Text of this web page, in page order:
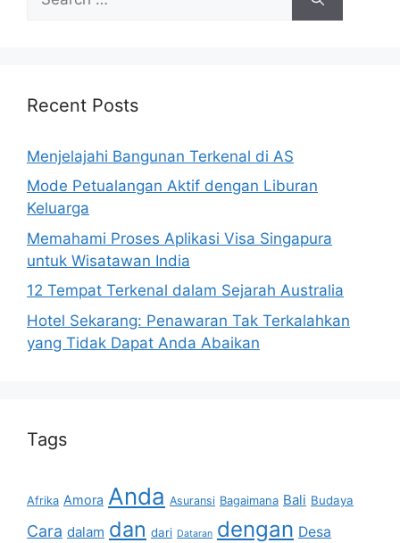
for:
Recent Posts
Menjelajahi Bangunan Terkenal di AS
Mode Petualangan Aktif dengan Liburan
Keluarga
Memahami Proses Aplikasi Visa Singapura
untuk Wisatawan India
12 Tempat Terkenal dalam Sejarah Australia
Hotel Sekarang: Penawaran Tak Terkalahkan
yang Tidak Dapat Anda Abaikan
Tags
Afrika Amora Anda Asuransi Bagaimana Bali Budaya
Cara dalam dan dari Dataran dengan Desa